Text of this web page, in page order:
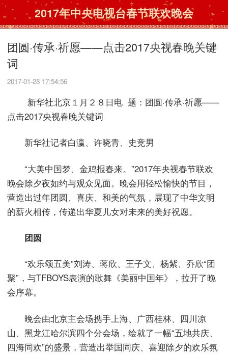
2017年中央电视台春节联欢晚会
团圆·传承·祈愿——点击2017央视春晚关键
词
2017-01-28 17:54:56
新华社北京１月２８日电 题：团圆·传承·祈愿——
点击2017央视春晚关键词
新华社记者白瀛、许晓青、史竞男
“大美中国梦、金鸡报春来。”2017年央视春节联欢
晚会除夕夜如约与观众见面。晚会用轻松愉快的节目，
营造出过年团圆、喜庆、和美的气氛，展现了中华文明
的薪火相传，传递出华夏儿女对未来的美好祝愿。
团圆
“欢乐颂五美”刘涛、蒋欣、王子文、杨紫、乔欣“团
聚”，与TFBOYS表演的歌舞《美丽中国年》，拉开了晚
会序幕。
晚会由北京主会场携手上海、广西桂林、四川凉
山、黑龙江哈尔滨四个分会场，绘就了一幅“五地共庆、
四海同欢”的盛景，营造出举国同庆、喜迎除夕的欢乐氛